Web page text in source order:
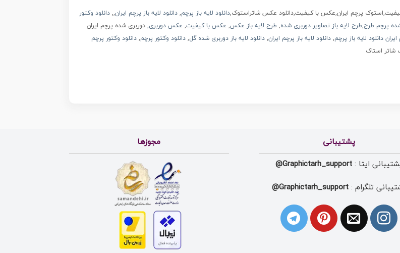
پرچم ایران,عکس با کیفیت,دانلود عکس شاتراستوک,دانلود لایه باز پرچم, دانلود لایه باز پرچم ایران,, دانلود وکتور
پرچم طرح,طرح لایه باز تصاویر دوربری شده, طرح لایه باز عکس, عکس با کیفیت, عکس دوربری, دوربری شده پرچم ایران
دانلود لایه باز پرچم, دانلود لایه باز پرچم ایران, دانلود لایه باز دوربری شده گل, دانلود وکتور پرچم, دانلود وکتور پرچم
شاتر استاک
پشتیبانی
ایتا : Graphictarh_support@
تلگرام :Graphictarh_support@
مجوزها